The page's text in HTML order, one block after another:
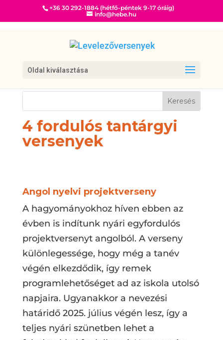
+36 30 292-1884 (hétfő-péntek 9-17 óráig)
info@hebe.hu
Oldal kiválasztása
4 fordulós tantárgyi
versenyek
Angol nyelvi projektverseny
A hagyományokhoz híven ebben az
évben is indítunk nyári egyfordulós
projektversenyt angolból. A verseny
különlegessége, hogy még a tanév
végén elkezdődik, így remek
programlehetőséget ad az iskola utolsó
napjaira. Ugyanakkor a nevezési
határidő 2025. július végén lesz, így a
teljes nyári szünetben lehet a